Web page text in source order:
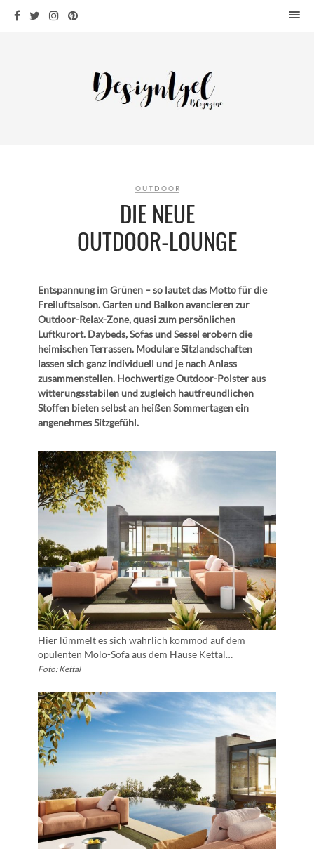
WOHNEN
KÜCHE
ÜBER MICH
OUTDOOR
DIE NEUE
OUTDOOR-LOUNGE
Entspannung im Grünen – so lautet das Motto für die
Freiluftsaison. Garten und Balkon avancieren zur
Outdoor-Relax-Zone, quasi zum persönlichen
Luftkurort. Daybeds, Sofas und Sessel erobern die
heimischen Terrassen. Modulare Sitzlandschaften
lassen sich ganz individuell und je nach Anlass
zusammenstellen. Hochwertige Outdoor-Polster aus
witterungsstabilen und zugleich hautfreundlichen
Stoffen bieten selbst an heißen Sommertagen ein
angenehmes Sitzgefühl.
Hier lümmelt es sich wahrlich kommod auf dem
opulenten Molo-Sofa aus dem Hause Kettal…
Foto: Kettal